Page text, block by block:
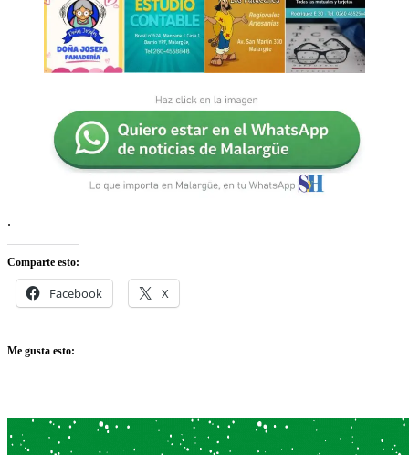
.
Comparte esto:
Facebook X
Me gusta esto: